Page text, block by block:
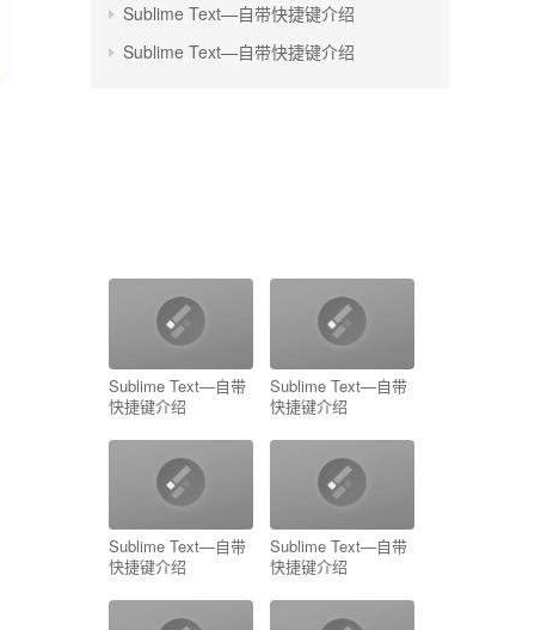
Sublime Text—自带快捷键介绍
Sublime Text—自带快捷键介绍
Sublime Text—自带
快捷键介绍
Sublime Text—自带
快捷键介绍
Sublime Text—自带
快捷键介绍
Sublime Text—自带
快捷键介绍